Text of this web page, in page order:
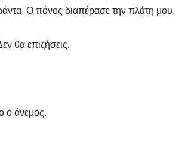
Ο πόνος διαπέρασε την πλάτη μου.
θα επιζήσεις.
ο άνεμος.